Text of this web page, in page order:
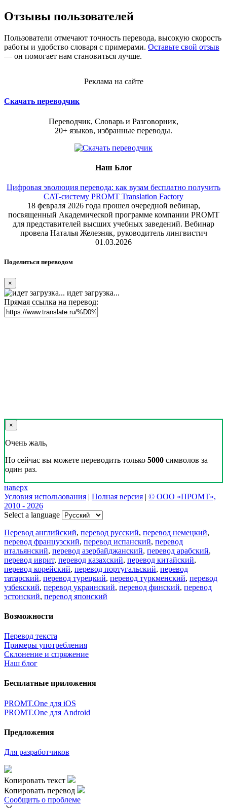
Отзывы пользователей
Пользователи отмечают точность перевода, высокую скорость
работы и удобство словаря с примерами. Оставьте свой отзыв
— он помогает нам становиться лучше.
Реклама на сайте
Скачать переводчик
Переводчик, Словарь и Разговорник,
20+ языков, избранные переводы.
Наш Блог
Цифровая эволюция перевода: как вузам бесплатно получить
CAT-систему PROMT Translation Factory
18 февраля 2026 года прошел очередной вебинар,
посвященный Академической программе компании PROMT
для представителей высших учебных заведений. Вебинар
провела Наталья Железняк, руководитель лингвистич
01.03.2026
Поделиться переводом
×
идет загрузка...
Прямая ссылка на перевод:
×
Очень жаль,
Но сейчас вы можете переводить только 5000 символов за
один раз.
наверх
Условия использования | Полная версия | © ООО «ПРОМТ»,
2010 - 2026
Select a language
Перевод английский, перевод русский, перевод немецкий,
перевод французский, перевод испанский, перевод
итальянский, перевод азербайджанский, перевод арабский,
перевод иврит, перевод казахский, перевод китайский,
перевод корейский, перевод португальский, перевод
татарский, перевод турецкий, перевод туркменский, перевод
узбекский, перевод украинский, перевод финский, перевод
эстонский, перевод японский
Возможности
Перевод текста
Примеры употребления
Склонение и спряжение
Наш блог
Бесплатные приложения
PROMT.One для iOS
PROMT.One для Android
Предложения
Для разработчиков
Копировать текст
Копировать перевод
Сообщить о проблеме